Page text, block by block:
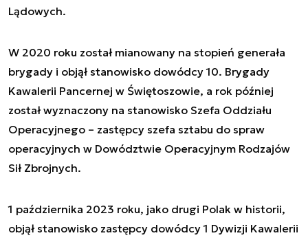
Lądowych.
W 2020 roku został mianowany na stopień generała
brygady i objął stanowisko dowódcy 10. Brygady
Kawalerii Pancernej w Świętoszowie, a rok później
został wyznaczony na stanowisko Szefa Oddziału
Operacyjnego – zastępcy szefa sztabu do spraw
operacyjnych w Dowództwie Operacyjnym Rodzajów
Sił Zbrojnych.
1 października 2023 roku, jako drugi Polak w historii,
objął stanowisko zastępcy dowódcy 1 Dywizji Kawalerii